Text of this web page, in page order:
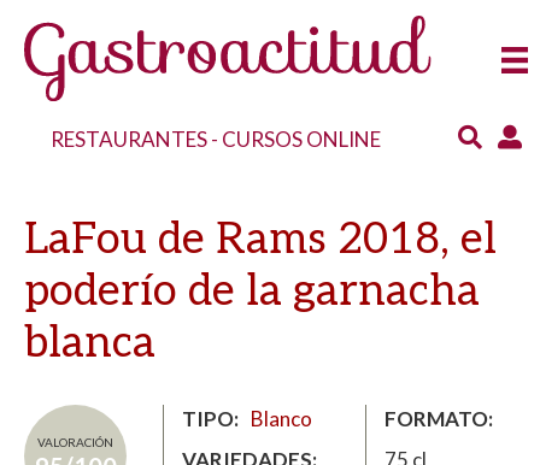
RESTAURANTES- CURSOS ONLINE
LaFou de Rams 2018, el
poderío de la garnacha
blanca
VALORACIÓN
TIPO
Blanco
VARIEDADES
FORMATO
75 cl